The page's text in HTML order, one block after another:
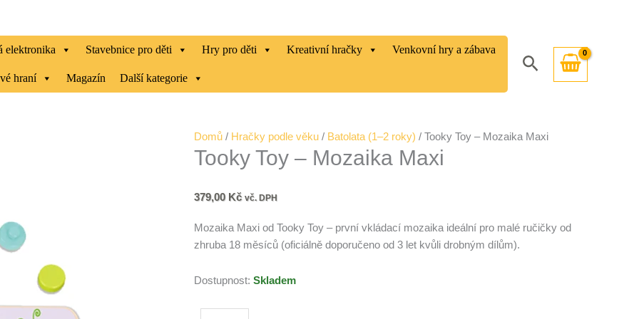
elektronika Stavebnice pro děti Hry pro děti Kreativní hračky Venkovní hry a zábava
hraní Magazín Další kategorie
Hledat
Domů / Hračky podle věku / Batolata (1–2 roky) / Tooky Toy – Mozaika Maxi
Tooky Toy – Mozaika Maxi
379,00 Kč vč. DPH
Mozaika Maxi od Tooky Toy – první vkládací mozaika ideální pro malé ručičky od
zhruba 18 měsíců (oficiálně doporučeno od 3 let kvůli drobným dílům).
Dostupnost: Skladem
Tooky
Toy
Maxi
množství